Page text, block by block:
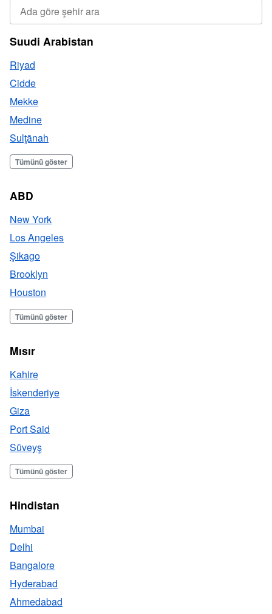
Suudi Arabistan
Riyad
Cidde
Mekke
Medine
Sulţānah
Tümünü göster
ABD
New York
Los Angeles
Şikago
Brooklyn
Houston
Tümünü göster
Mısır
Kahire
İskenderiye
Giza
Port Said
Süveyş
Tümünü göster
Hindistan
Mumbai
Delhi
Bangalore
Hyderabad
Ahmedabad